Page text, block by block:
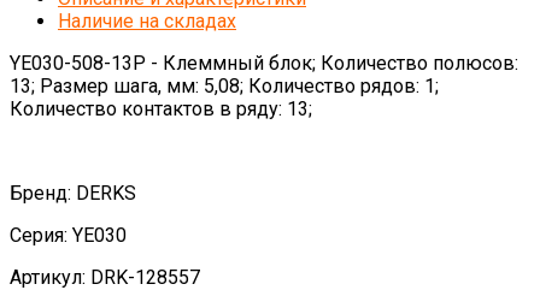
Наличие на складах
YE030-508-13P - Клеммный блок; Количество полюсов:
13; Размер шага, мм: 5,08; Количество рядов: 1;
Количество контактов в ряду: 13;
Бренд: DERKS
Серия: YE030
Артикул: DRK-128557